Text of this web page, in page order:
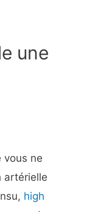
une
vous ne
artérielle
high